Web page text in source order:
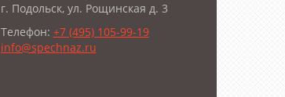
г. Подольск, ул. Рощинская д. 3
Телефон: +7 (495) 105-99-19
info@spechnaz.ru